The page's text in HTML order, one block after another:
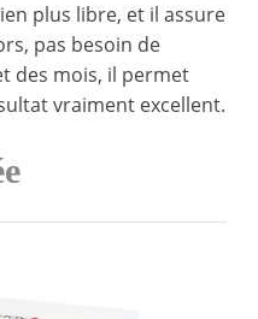
plus libre, et il assure
pas besoin de
des mois, il permet
vraiment excellent.